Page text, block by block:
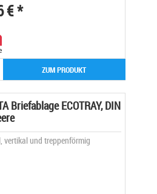
€ *
ZUM PRODUKT
Briefablage ECOTRAY, DIN
vertikal und treppenförmig